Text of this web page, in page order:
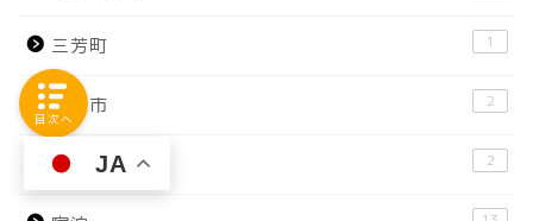
三芳町 1
入間市 2
坂戸市 2
JA
目次へ